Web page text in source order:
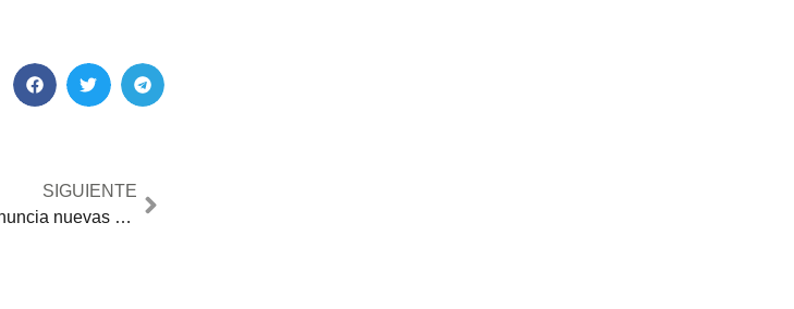
SIGUIENTE
Vía al Llano: Gobierno anuncia nuevas medidas tras 17 días de cierre